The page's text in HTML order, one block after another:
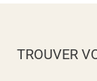
TROUVER